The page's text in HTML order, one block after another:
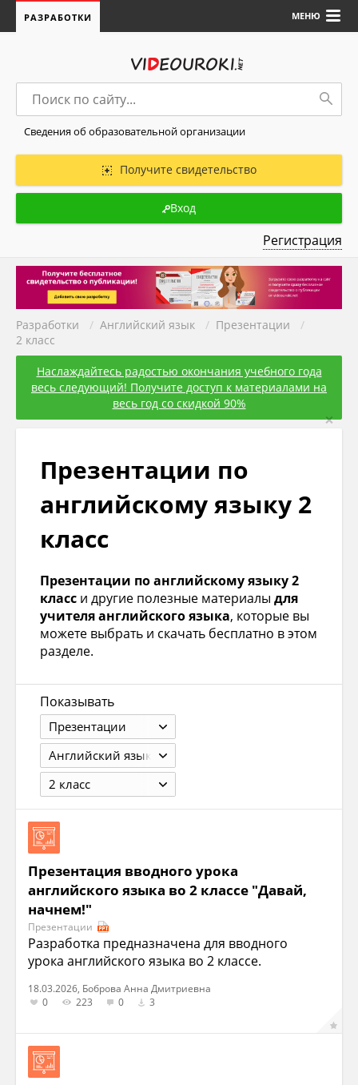
МЕНЮ
РАЗРАБОТКИ
Сведения об образовательной организации
Получите свидетельство
Вход
Регистрация
Разработки / Английский язык / Презентации
/
2 класс
Наслаждайтесь радостью окончания учебного года
весь следующий! Получите доступ к материалами на
весь год со скидкой 90%
×
Презентации по
английскому языку 2
класс
Презентации по английскому языку 2
класс и другие полезные материалы для
учителя английского языка, которые вы
можете выбрать и скачать бесплатно в этом
разделе.
Показывать
Презентации
Английский язык
2 класс
Презентация вводного урока
английского языка во 2 классе "Давай,
начнем!"
Презентации
Разработка предназначена для вводного
урока английского языка во 2 классе.
18.03.2026, Боброва Анна Дмитриевна
0
223 0 3